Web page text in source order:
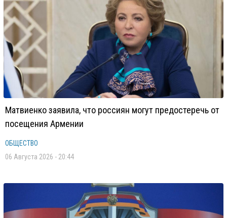
Матвиенко заявила, что россиян могут предостеречь от
посещения Армении
ОБЩЕСТВО
06 Августа 2026 - 20:44